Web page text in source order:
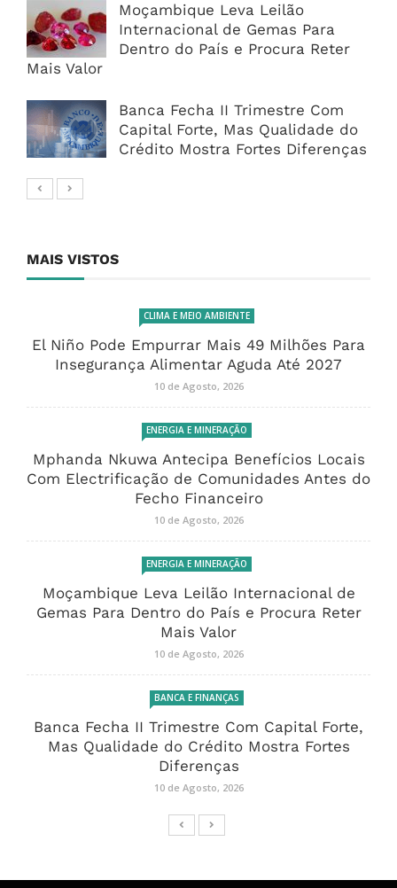
Moçambique Leva Leilão
Internacional de Gemas Para
Dentro do País e Procura Reter
Mais Valor
Banca Fecha II Trimestre Com
Capital Forte, Mas Qualidade do
Crédito Mostra Fortes Diferenças
MAIS VISTOS
CLIMA E MEIO AMBIENTE
El Niño Pode Empurrar Mais 49 Milhões Para
Insegurança Alimentar Aguda Até 2027
10 de Agosto, 2026
ENERGIA E MINERAÇÃO
Mphanda Nkuwa Antecipa Benefícios Locais
Com Electrificação de Comunidades Antes do
Fecho Financeiro
10 de Agosto, 2026
ENERGIA E MINERAÇÃO
Moçambique Leva Leilão Internacional de
Gemas Para Dentro do País e Procura Reter
Mais Valor
10 de Agosto, 2026
BANCA E FINANÇAS
Banca Fecha II Trimestre Com Capital Forte,
Mas Qualidade do Crédito Mostra Fortes
Diferenças
10 de Agosto, 2026